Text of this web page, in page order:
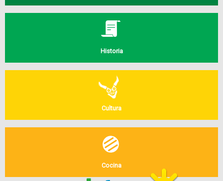
Historia
Cultura
Cocina